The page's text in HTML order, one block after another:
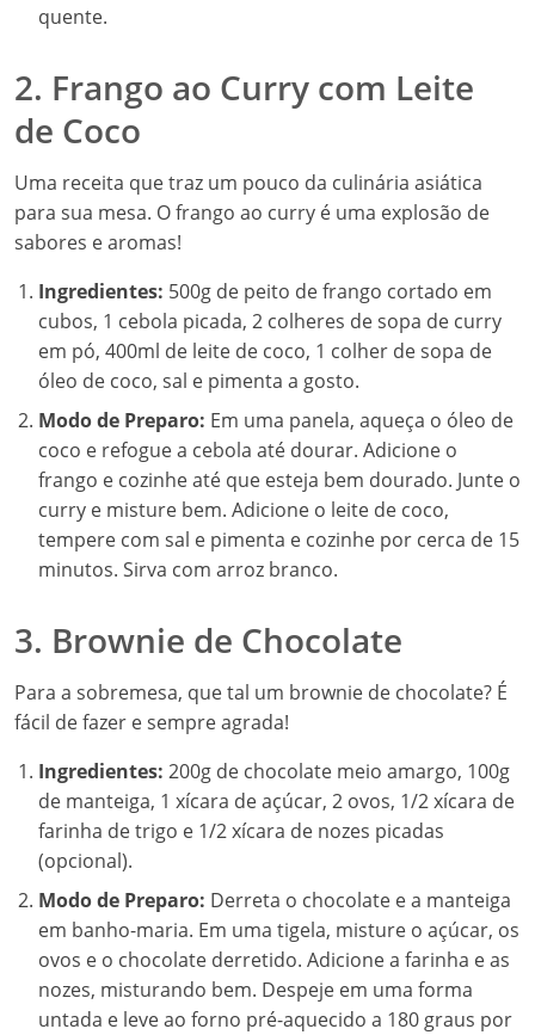
quente.
2. Frango ao Curry com Leite
de Coco
Uma receita que traz um pouco da culinária asiática
para sua mesa. O frango ao curry é uma explosão de
sabores e aromas!
Ingredientes: 500g de peito de frango cortado em
cubos, 1 cebola picada, 2 colheres de sopa de curry
em pó, 400ml de leite de coco, 1 colher de sopa de
óleo de coco, sal e pimenta a gosto.
Modo de Preparo: Em uma panela, aqueça o óleo de
coco e refogue a cebola até dourar. Adicione o
frango e cozinhe até que esteja bem dourado. Junte o
curry e misture bem. Adicione o leite de coco,
tempere com sal e pimenta e cozinhe por cerca de 15
minutos. Sirva com arroz branco.
3. Brownie de Chocolate
Para a sobremesa, que tal um brownie de chocolate? É
fácil de fazer e sempre agrada!
Ingredientes: 200g de chocolate meio amargo, 100g
de manteiga, 1 xícara de açúcar, 2 ovos, 1/2 xícara de
farinha de trigo e 1/2 xícara de nozes picadas
(opcional).
Modo de Preparo: Derreta o chocolate e a manteiga
em banho-maria. Em uma tigela, misture o açúcar, os
ovos e o chocolate derretido. Adicione a farinha e as
nozes, misturando bem. Despeje em uma forma
untada e leve ao forno pré-aquecido a 180 graus por